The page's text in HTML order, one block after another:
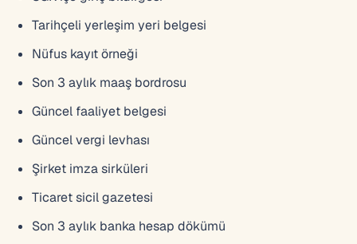
Tarihçeli yerleşim yeri belgesi
Nüfus kayıt örneği
Son 3 aylık maaş bordrosu
Güncel faaliyet belgesi
Güncel vergi levhası
Şirket imza sirküleri
Ticaret sicil gazetesi
Son 3 aylık banka hesap dökümü